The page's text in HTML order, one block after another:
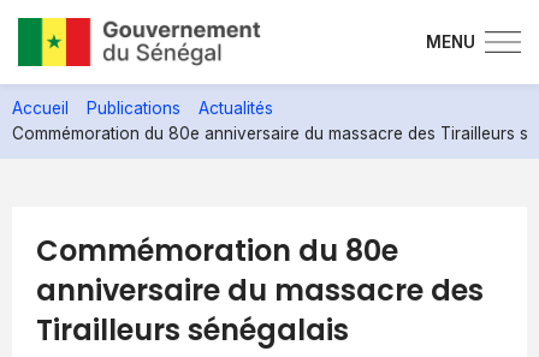
au
contenu
MENU
Accueil Publications
Actualités
Commémoration du 80e anniversaire du massacre des Tirailleurs
Commémoration du 80e
anniversaire du massacre des
Tirailleurs sénégalais